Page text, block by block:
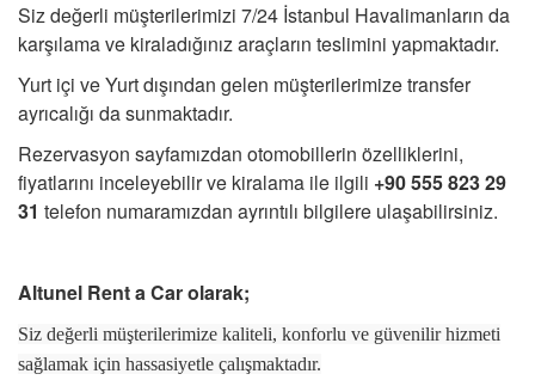
Siz değerli müşterilerimizi 7/24 İstanbul Havalimanların da
karşılama ve kiraladığınız araçların teslimini yapmaktadır.
Yurt içi ve Yurt dışından gelen müşterilerimize transfer
ayrıcalığı da sunmaktadır.
Rezervasyon sayfamızdan otomobillerin özelliklerini,
fiyatlarını inceleyebilir ve kiralama ile ilgili +90 555 823 29
31 telefon numaramızdan ayrıntılı bilgilere ulaşabilirsiniz.
Altunel Rent a Carolarak;
Siz değerli müşterilerimize kaliteli, konforlu ve güvenilir hizmeti
sağlamak için hassasiyetle çalışmaktadır.